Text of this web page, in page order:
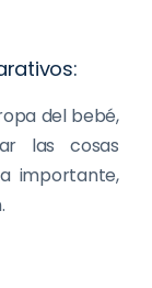
del bebé,
las cosas
importante,